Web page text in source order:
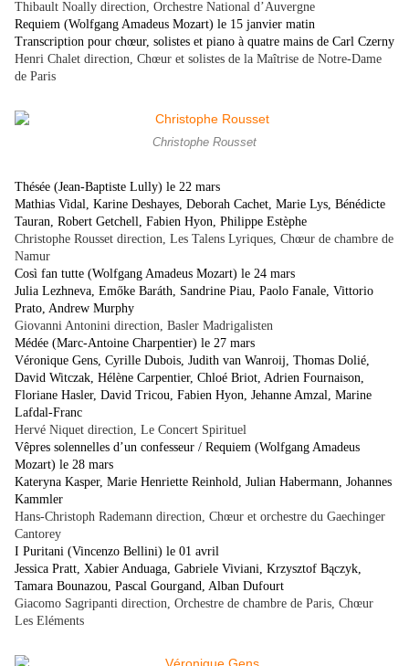
Thibault Noally direction, Orchestre National d’Auvergne
Requiem (Wolfgang Amadeus Mozart) le 15 janvier matin
Transcription pour chœur, solistes et piano à quatre mains de Carl Czerny
Henri Chalet direction, Chœur et solistes de la Maîtrise de Notre-Dame
de Paris
Christophe Rousset
Thésée (Jean-Baptiste Lully) le 22 mars
Mathias Vidal, Karine Deshayes, Deborah Cachet, Marie Lys, Bénédicte
Tauran, Robert Getchell, Fabien Hyon, Philippe Estèphe
Christophe Rousset direction, Les Talens Lyriques, Chœur de chambre de
Namur
Così fan tutte (Wolfgang Amadeus Mozart) le 24 mars
Julia Lezhneva, Emőke Baráth, Sandrine Piau, Paolo Fanale, Vittorio
Prato, Andrew Murphy
Giovanni Antonini direction, Basler Madrigalisten
Médée (Marc-Antoine Charpentier) le 27 mars
Véronique Gens, Cyrille Dubois, Judith van Wanroij, Thomas Dolié,
David Witczak, Hélène Carpentier, Chloé Briot, Adrien Fournaison,
Floriane Hasler, David Tricou, Fabien Hyon, Jehanne Amzal, Marine
Lafdal-Franc
Hervé Niquet direction, Le Concert Spirituel
Vêpres solennelles d’un confesseur / Requiem (Wolfgang Amadeus
Mozart) le 28 mars
Kateryna Kasper, Marie Henriette Reinhold, Julian Habermann, Johannes
Kammler
Hans-Christoph Rademann direction, Chœur et orchestre du Gaechinger
Cantorey
I Puritani (Vincenzo Bellini) le 01 avril
Jessica Pratt, Xabier Anduaga, Gabriele Viviani, Krzysztof Bączyk,
Tamara Bounazou, Pascal Gourgand, Alban Dufourt
Giacomo Sagripanti direction, Orchestre de chambre de Paris, Chœur
Les Eléments